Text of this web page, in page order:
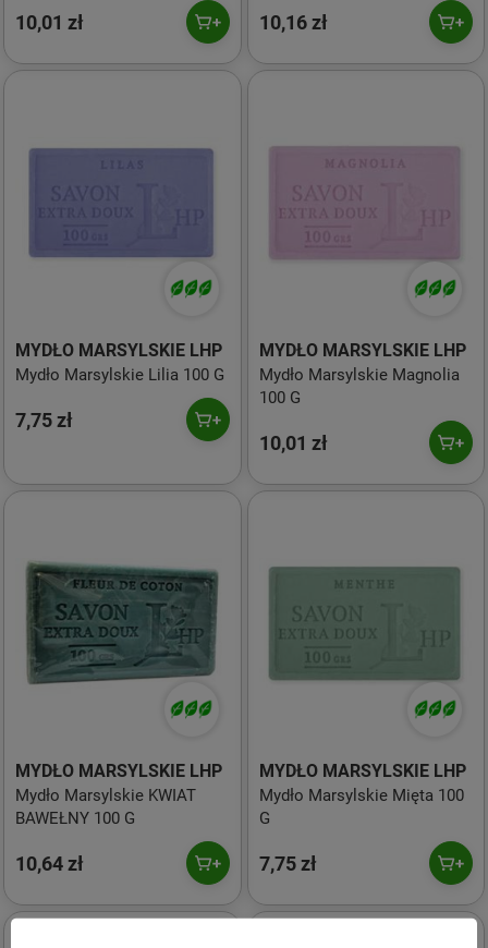
10,01 zł 10,16 zł
MYDŁO MARSYLSKIE LHP
Mydło Marsylskie Lilia 100 G
7,75 zł
MYDŁO MARSYLSKIE LHP
Mydło Marsylskie Magnolia
100 G
10,01 zł
MYDŁO MARSYLSKIE LHP
Mydło Marsylskie KWIAT
BAWEŁNY 100 G
10,64 zł
MYDŁO MARSYLSKIE LHP
Mydło Marsylskie Mięta 100
G
7,75 zł